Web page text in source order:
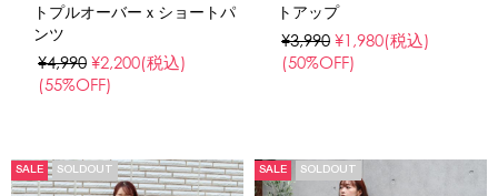
トプルオーバーｘショートパ
ンツ
¥4,990 ¥2,200(税込)
(55%OFF)
トアップ
¥3,990 ¥1,980(税込)
(50%OFF)
SALE SOLDOUT SALE SOLDOUT